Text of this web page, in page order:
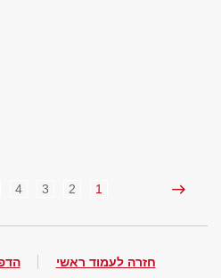
1
2
3
4
חזרה לעמוד ראשי